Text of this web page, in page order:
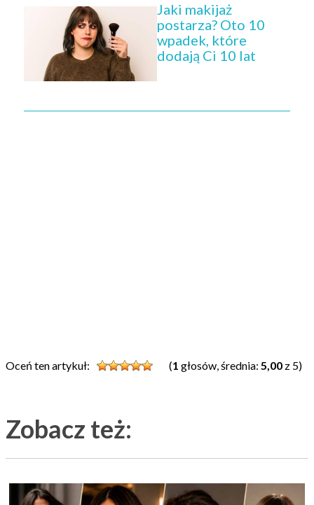
Jaki makijaż
postarza? Oto 10
wpadek, które
dodają Ci 10 lat
Oceń ten artykuł: (1 głosów, średnia: 5,00 z 5)
Zobacz też: